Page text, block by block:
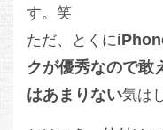
す。笑
ただ、とくに
クが優秀なので敢
はあまりない気は